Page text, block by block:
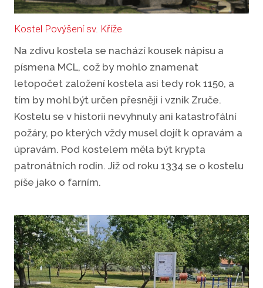
Kostel Povýšení sv. Kříže
Na zdivu kostela se nachází kousek nápisu a
písmena MCL, což by mohlo znamenat
letopočet založení kostela asi tedy rok 1150, a
tím by mohl být určen přesněji i vznik Zruče.
Kostelu se v historii nevyhnuly ani katastrofální
požáry, po kterých vždy musel dojít k opravám a
úpravám. Pod kostelem měla být krypta
patronátních rodin. Již od roku 1334 se o kostelu
píše jako o farním.